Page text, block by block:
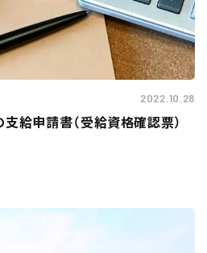
2022.10.28
給申請書（受給資格確認票）